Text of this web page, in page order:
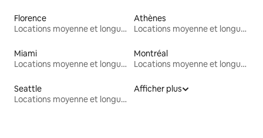
Florence
Locations moyenne et longue durée
Athènes
Locations moyenne et longue durée
Miami
Locations moyenne et longue durée
Montréal
Locations moyenne et longue durée
Seattle
Locations moyenne et longue durée
Afficher plus